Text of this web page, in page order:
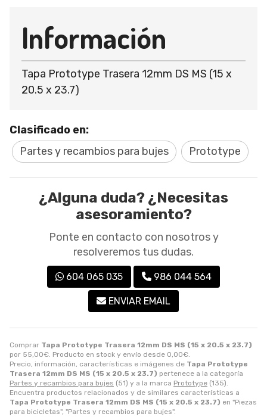
Comprar Tapa Prototype Trasera 12mm DS MS (15 x 20.5 x 23.7)
por 55,00€. Producto en stock y envío desde 0,00€.
Precio, información, características e imágenes de Tapa Prototype
Trasera 12mm DS MS (15 x 20.5 x 23.7) pertenece a la categoría
Partes y recambios para bujes (51) y a la marca Prototype (135).
Encuentra productos relacionados y de similares características a
Tapa Prototype Trasera 12mm DS MS (15 x 20.5 x 23.7) en "Piezas
para bicicletas", "Partes y recambios para bujes".
Información
Tapa Prototype Trasera 12mm DS MS (15 x
20.5 x 23.7)
Clasificado en:
Partes y recambios para bujes
Prototype
¿Alguna duda? ¿Necesitas
asesoramiento?
Ponte en contacto con nosotros y
resolveremos tus dudas.
604 065 035 986 044 564
ENVIAR EMAIL